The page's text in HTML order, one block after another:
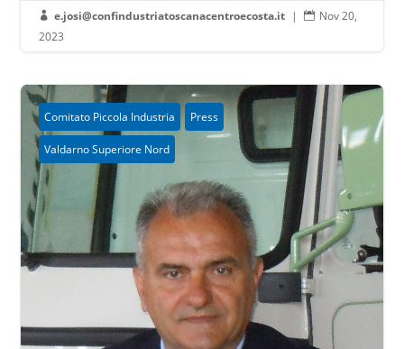
 e.josi@confindustriatoscanacentroecosta.it |  Nov 20,
2023
Comitato Piccola Industria Press
Valdarno Superiore Nord